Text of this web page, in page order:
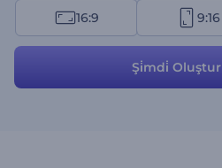
16:9 9:16
Şi̇mdi̇ Oluştur